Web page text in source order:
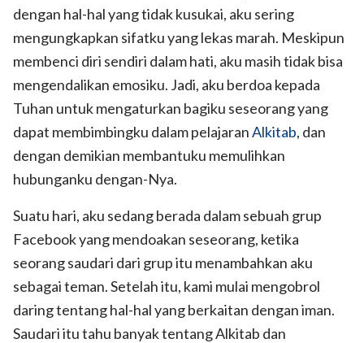
dengan hal-hal yang tidak kusukai, aku sering
mengungkapkan sifatku yang lekas marah. Meskipun
membenci diri sendiri dalam hati, aku masih tidak bisa
mengendalikan emosiku. Jadi, aku berdoa kepada
Tuhan untuk mengaturkan bagiku seseorang yang
dapat membimbingku dalam pelajaranAlkitab, dan
dengan demikian membantuku memulihkan
hubunganku dengan-Nya.
Suatu hari, aku sedang berada dalam sebuah grup
Facebook yang mendoakan seseorang, ketika
seorang saudari dari grup itu menambahkan aku
sebagai teman. Setelah itu, kami mulai mengobrol
daring tentang hal-hal yang berkaitan dengan iman.
Saudari itu tahu banyak tentang Alkitab dan